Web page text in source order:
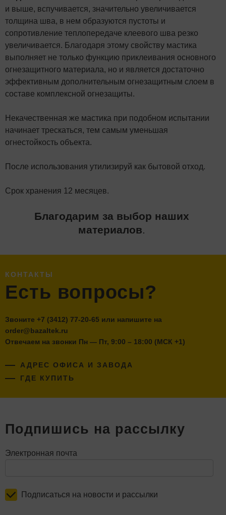
и выше, вспучивается, значительно увеличивается
толщина шва, в нем образуются пустоты и
сопротивление теплопередаче клеевого шва резко
увеличивается. Благодаря этому свойству мастика
выполняет не только функцию приклеивания основного
огнезащитного материала, но и является достаточно
эффективным дополнительным огнезащитным слоем в
составе комплексной огнезащиты.
Некачественная же мастика при подобном испытании
начинает трескаться, тем самым уменьшая
огнестойкость объекта.
После использования утилизируй как бытовой отход.
Срок хранения 12 месяцев.
Благодарим за выбор наших
материалов.
КОНТАКТЫ
Есть вопросы?
Звоните +7 (3412) 77-20-65 или напишите на
order@bazaltek.ru
Отвечаем на звонки Пн — Пт, 9:00 – 18:00 (МСК +1)
АДРЕС ОФИСА И ЗАВОДА
ГДЕ КУПИТЬ
Подпишись на рассылку
Электронная почта
Подписаться на новости и рассылки